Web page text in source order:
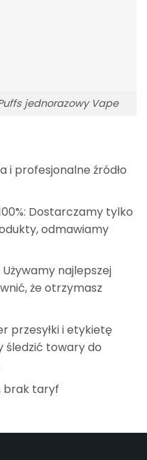
jednorazowy Vape
i profesjonalne źródło
Dostarczamy tylko
odmawiamy
najlepszej
że otrzymasz
przesyłki i etykietę
śledzić towary do
brak taryf